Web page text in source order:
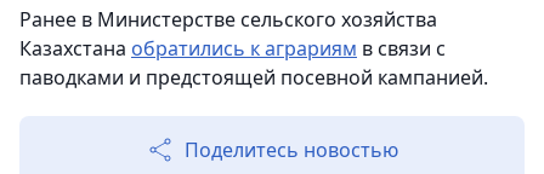
Ранее в Министерстве сельского хозяйства
Казахстана обратились к аграриям в связи с
паводками и предстоящей посевной кампанией.
Поделитесь новостью